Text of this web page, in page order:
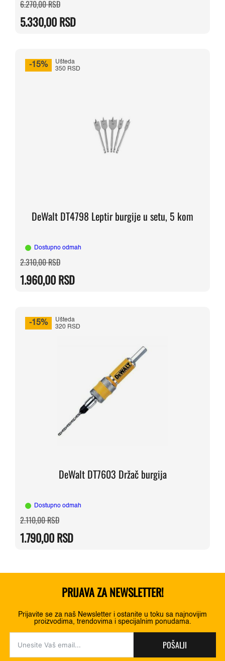
6.270,00RSDcena
bila:
6.270,00 RSD.
5.330,00RSD
cena
5.330,00 RSD.
-15%
Ušteda
350 RSD
DeWalt DT4798 Leptir burgije u setu, 5 kom
Dostupno odmah
2.310,00RSDOriginalna
cena
bila:
2.310,00 RSD.
1.960,00RSD
Trenutna
cena
1.960,00 RSD.
-15%
Ušteda
320 RSD
DeWalt DT7603 Držač burgija
Dostupno odmah
2.110,00RSDOriginalna
cena
bila:
2.110,00 RSD.
1.790,00RSD
Trenutna
cena
1.790,00 RSD.
PRIJAVA ZA NEWSLETTER!
Prijavite se za naš Newsletter i ostanite u toku sa najnovijim
proizvodima, trendovima i specijalnim ponudama.
POŠALJI